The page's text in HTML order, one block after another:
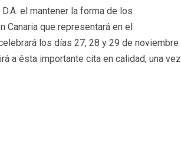
el mantener la forma de los
que representará en el
los días 27, 28 y 29 de noviembre
a ésta importante cita en calidad, una vez